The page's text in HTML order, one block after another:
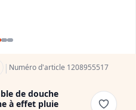
| Numéro d'article 1208955517
de douche
à effet pluie